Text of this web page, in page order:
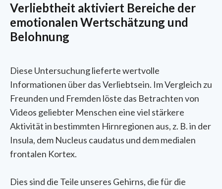
Verliebtheit aktiviert Bereiche der
emotionalen Wertschätzung und
Belohnung
Diese Untersuchung lieferte wertvolle
Informationen über das Verliebtsein. Im Vergleich zu
Freunden und Fremden löste das Betrachten von
Videos geliebter Menschen eine viel stärkere
Aktivität in bestimmten Hirnregionen aus, z. B. in der
Insula, dem Nucleus caudatus und dem medialen
frontalen Kortex.
Dies sind die Teile unseres Gehirns, die für die